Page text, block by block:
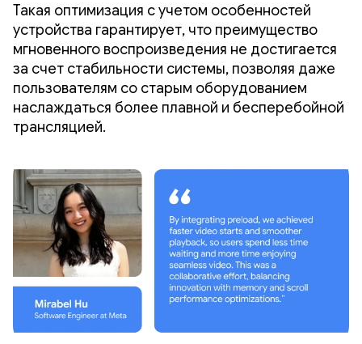
Такая оптимизация с учетом особенностей
устройства гарантирует, что преимущество
мгновенного воспроизведения не достигается
за счет стабильности системы, позволяя даже
пользователям со старым оборудованием
наслаждаться более плавной и бесперебойной
трансляцией.